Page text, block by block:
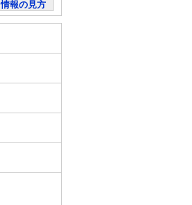
情報の見方